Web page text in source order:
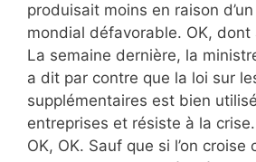
produisait moins en raison
mondial défavorable. OK, dont
La semaine dernière, la
a dit par contre que la loi sur
supplémentaires est bien
entreprises et résiste à la
OK, OK. Sauf que si l’on croise